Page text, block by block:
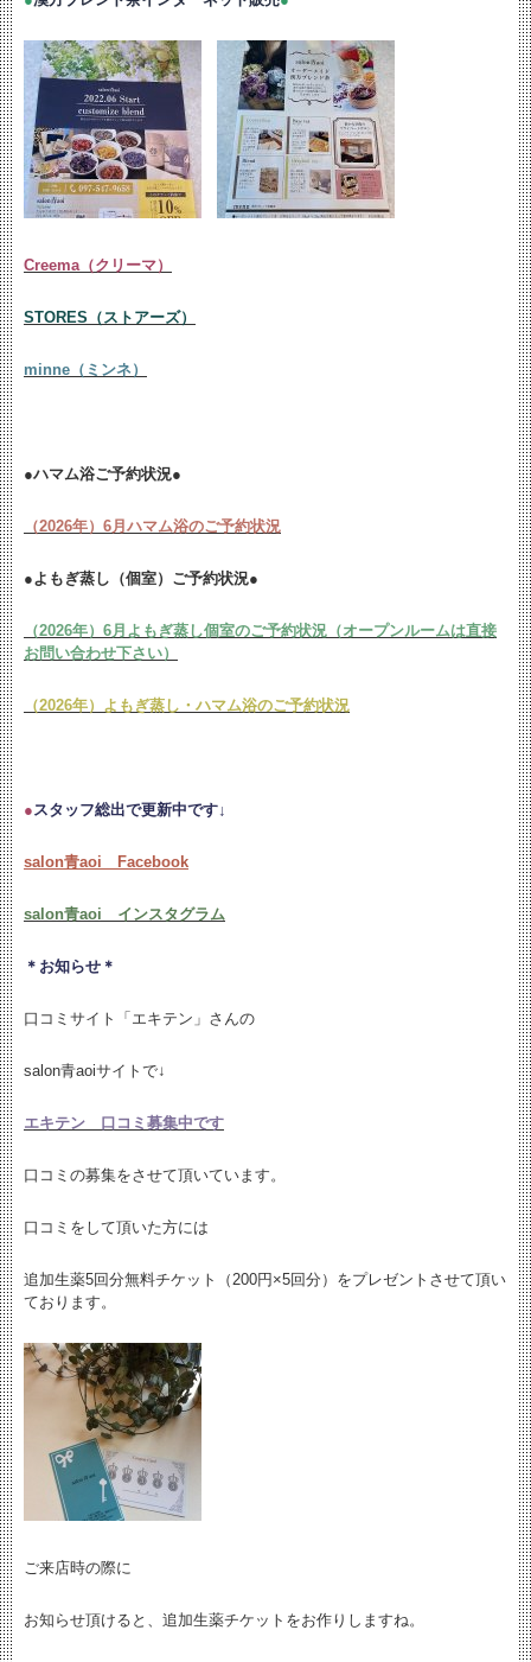
Creema（クリーマ）
STORES（ストアーズ）
minne（ミンネ）
●ハマム浴ご予約状況●
（2026年）6月ハマム浴のご予約状況
●よもぎ蒸し（個室）ご予約状況●
（2026年）6月よもぎ蒸し個室のご予約状況（オープンルームは直接
お問い合わせ下さい）
（2026年）よもぎ蒸し・ハマム浴のご予約状況
●スタッフ総出で更新中です↓
salon青aoi Facebook
salon青aoi インスタグラム
＊お知らせ＊
口コミサイト「エキテン」さんの
salon青aoiサイトで↓
エキテン 口コミ募集中です
口コミの募集をさせて頂いています。
口コミをして頂いた方には
追加生薬5回分無料チケット（200円×5回分）をプレゼントさせて頂い
ております。
ご来店時の際に
お知らせ頂けると、追加生薬チケットをお作りしますね。